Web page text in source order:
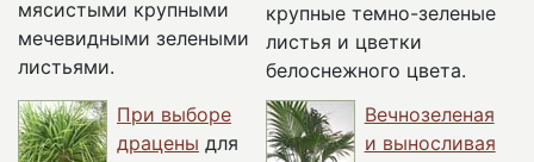
мясистыми крупными
мечевидными зелеными
листьями.
крупные темно-зеленые
листья и цветки
белоснежного цвета.
При выборе
драцены для
Вечнозеленая
и выносливая